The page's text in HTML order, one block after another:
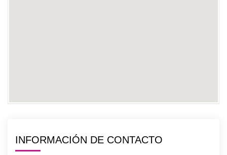
INFORMACIÓN DE CONTACTO